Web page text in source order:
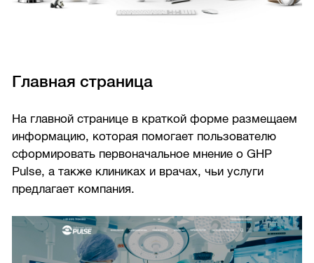
Главная страница
На главной странице в краткой форме размещаем
информацию, которая помогает пользователю
сформировать первоначальное мнение о GHP
Pulse, а также клиниках и врачах, чьи услуги
предлагает компания.